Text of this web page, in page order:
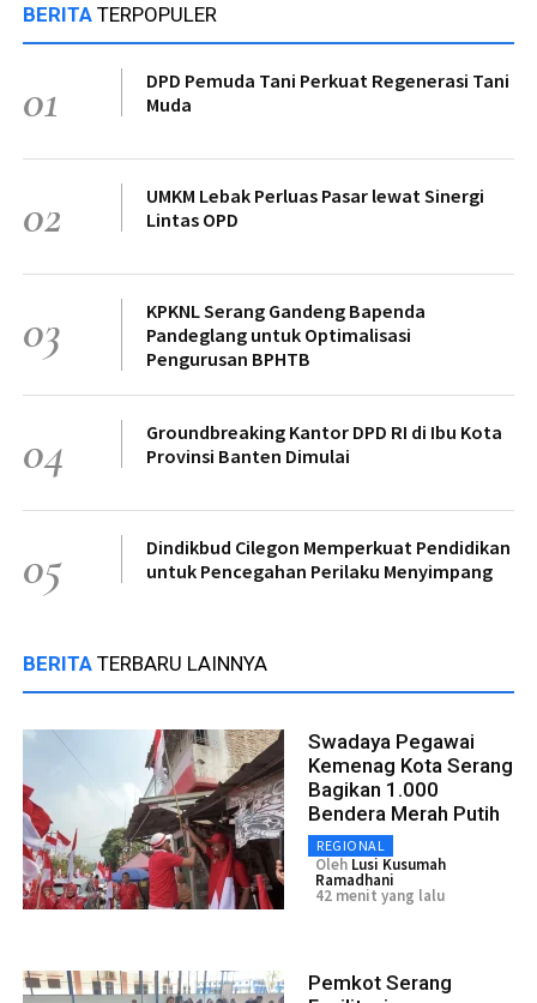
BERITA TERPOPULER
01
DPD Pemuda Tani Perkuat Regenerasi Tani
Muda
02
UMKM Lebak Perluas Pasar lewat Sinergi
Lintas OPD
03
KPKNL Serang Gandeng Bapenda
Pandeglang untuk Optimalisasi
Pengurusan BPHTB
04
Groundbreaking Kantor DPD RI di Ibu Kota
Provinsi Banten Dimulai
05
Dindikbud Cilegon Memperkuat Pendidikan
untuk Pencegahan Perilaku Menyimpang
BERITA TERBARU LAINNYA
Swadaya Pegawai
Kemenag Kota Serang
Bagikan 1.000
Bendera Merah Putih
REGIONAL
Oleh Lusi Kusumah
Ramadhani
42 menit yang lalu
Pemkot Serang